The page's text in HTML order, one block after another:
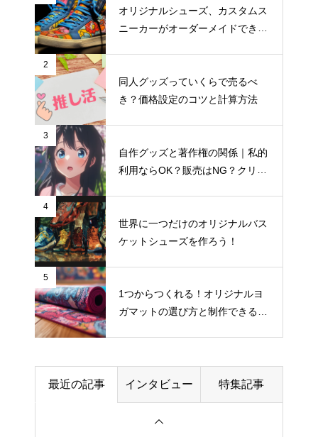
オリジナルシューズ、カスタムス
ニーカーがオーダーメイドできる
2
同人グッズっていくらで売るべ
き？価格設定のコツと計算方法
3
自作グッズと著作権の関係｜私的
利用ならOK？販売はNG？クリエ
4
世界に一つだけのオリジナルバス
ケットシューズを作ろう！
5
1つからつくれる！オリジナルヨ
ガマットの選び方と制作できるお
最近の記事 インタビュー 特集記事
ランチバッグの入稿データ、解
BtoB向けノベルティとBtoC向け
【アイデア集】スマホケースが
説
ラゲッジタグのリピーターを増
やすパッケージング術